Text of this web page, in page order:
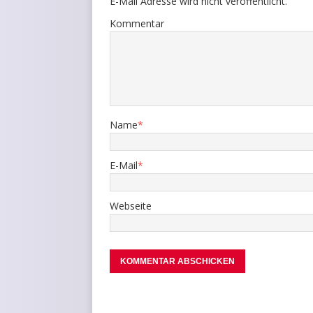
Kommentar
Name*
E-Mail*
Webseite